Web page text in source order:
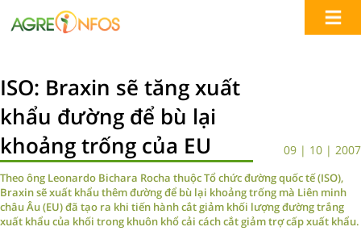
ISO: Braxin sẽ tăng xuất
khẩu đường để bù lại
khoảng trống của EU
09 | 10 | 2007
Theo ông Leonardo Bichara Rocha thuộc Tổ chức đường quốc tế (ISO),
Braxin sẽ xuất khẩu thêm đường để bù lại khoảng trống mà Liên minh
châu Âu (EU) đã tạo ra khi tiến hành cắt giảm khối lượng đường trắng
xuất khẩu của khối trong khuôn khổ cải cách cắt giảm trợ cấp xuất khẩu.